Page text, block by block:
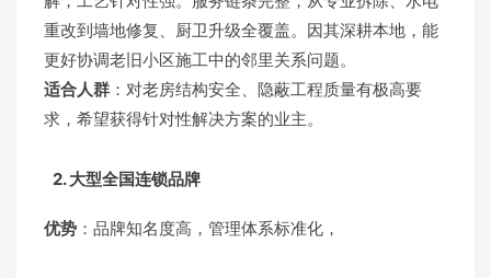
重改到墙地修复、厨卫升级全覆盖。因其深耕本地，能
更好协调老旧小区施工中的邻里关系问题。
适合人群 ：对老房结构安全、隐蔽工程质量有极高要
求，希望获得针对性解决方案的业主。
2. 大型全国连锁品牌
优势 ：品牌知名度高，管理体系标准化，